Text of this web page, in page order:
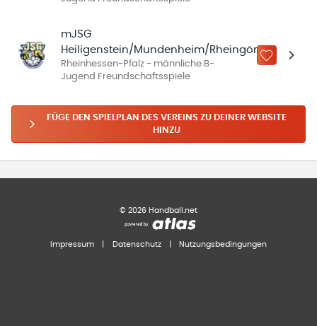
mJSG
Heiligenstein/Mundenheim/Rheingönheim
Rheinhessen-Pfalz - männliche B-
Jugend Freundschaftsspiele
ZU „MEINE
FÜGE DEN SPIELPLAN DES VEREINS ZU DEINER WEBSITE
HINZU
© 2026 Handball.net
Impressum Datenschutz Nutzungsbedingungen